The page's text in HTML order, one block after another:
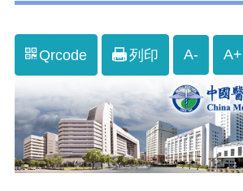
Qrcode 列印 A- A+